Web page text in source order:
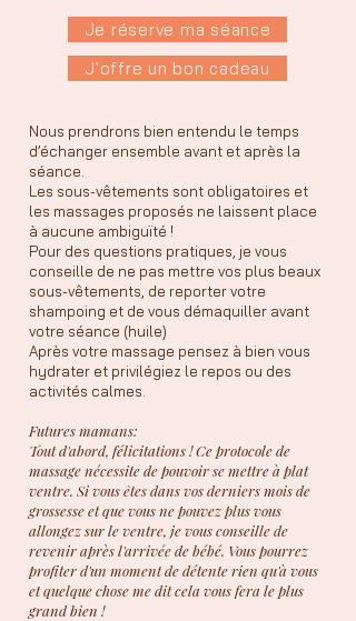
Je réserve ma séance
J'offre un bon cadeau
Nous prendrons bien entendu le temps
d’échanger ensemble avant et après la
séance.
Les sous-vêtements sont obligatoires et
les massages proposés ne laissent place
à aucune ambiguïté !
Pour des questions pratiques, je vous
conseille de ne pas mettre vos plus beaux
sous-vêtements, de reporter votre
shampoing et de vous démaquiller avant
votre séance (huile)
Après votre massage pensez à bien vous
hydrater et privilégiez le repos ou des
activités calmes.
Futures mamans:
Tout d'abord, félicitations ! Ce protocole de
massage nécessite de pouvoir se mettre à plat
ventre. Si vous êtes dans vos derniers mois de
grossesse et que vous ne pouvez plus vous
allongez sur le ventre, je vous conseille de
revenir après l'arrivée de bébé. Vous pourrez
profiter d'un moment de détente rien qu'à vous
et quelque chose me dit cela vous fera le plus
grand bien !